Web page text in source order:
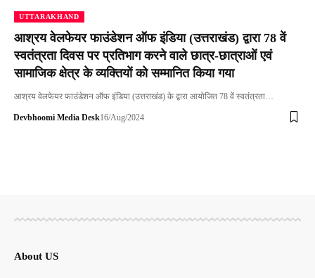
UTTARAKHAND
आश्रय वेलफेयर फाउंडेशन ऑफ इंडिया (उत्तराखंड) द्वारा 78 वें
स्वतंत्रता दिवस पर प्रतिभाग करने वाले छात्र-छात्राओं एवं
सामाजिक क्षेत्र के व्यक्तियों को सम्मानित किया गया
आश्रय वेलफेयर फाउंडेशन ऑफ इंडिया (उत्तराखंड) के द्वारा आयोजित 78 वें स्वतंत्रता…
Devbhoomi Media Desk16/Aug/2024
About US